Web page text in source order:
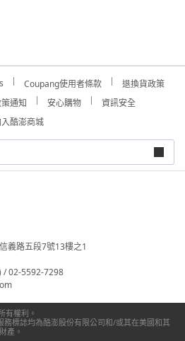
Coupang使用者條款
退換貨政策
通知 安心購物
資訊安全
酷澎商城
義路五段7號13樓之1
/ 02-5592-7298
有權利。
標誌均為酷澎股份有限公司和/或其在美國和其
產。